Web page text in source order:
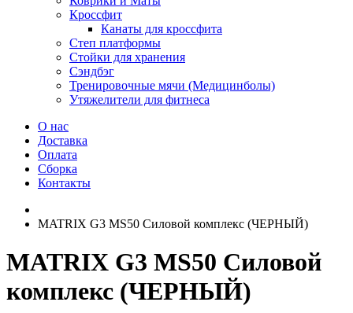
Кроссфит
Канаты для кроссфита
Степ платформы
Стойки для хранения
Сэндбэг
Тренировочные мячи (Медицинболы)
Утяжелители для фитнеса
О нас
Доставка
Оплата
Сборка
Контакты
MATRIX G3 MS50 Силовой комплекс (ЧЕРНЫЙ)
MATRIX G3 MS50 Силовой
комплекс (ЧЕРНЫЙ)